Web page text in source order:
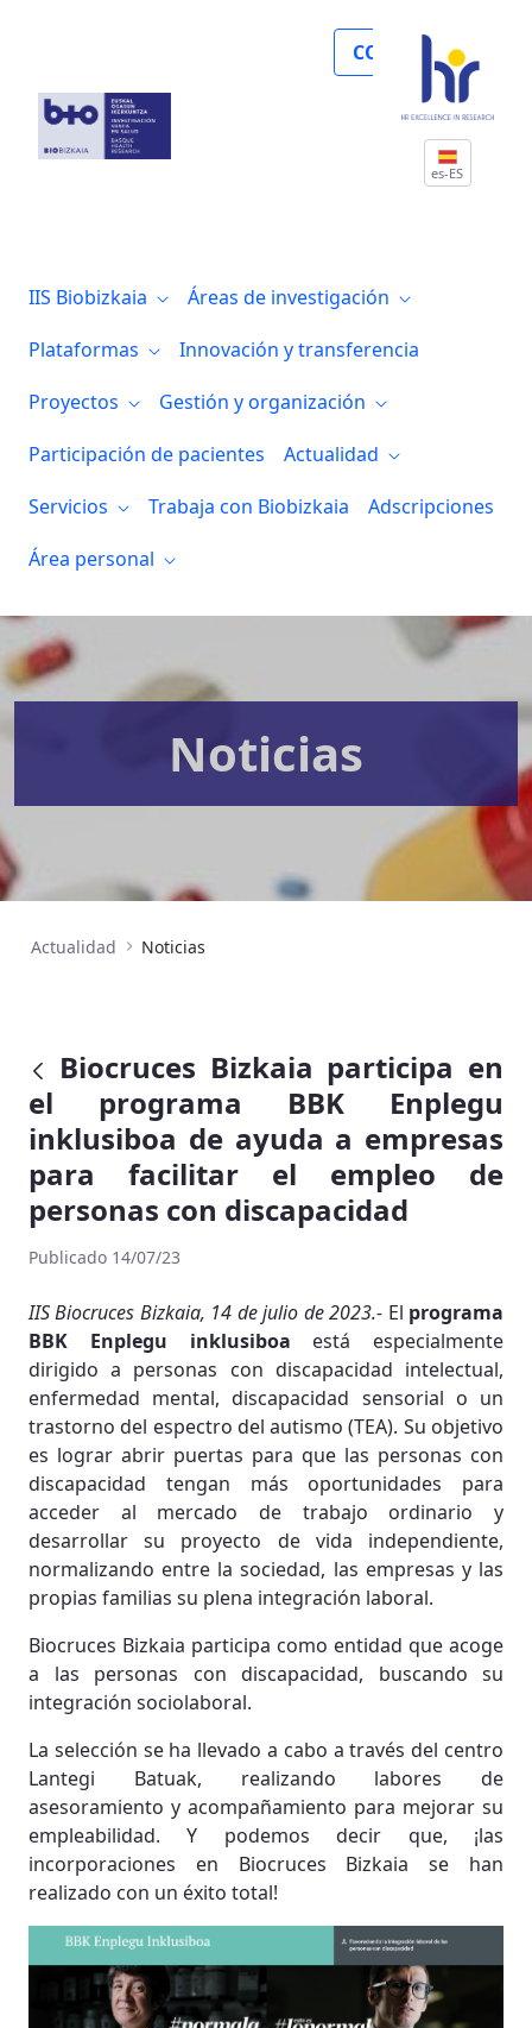
COLABORA
es-ES
IIS Biobizkaia
Áreas de investigación
Plataformas
Innovación y transferencia
Proyectos
Gestión y organización
Participación de pacientes
Actualidad
Servicios
Trabaja con Biobizkaia
Adscripciones
Área personal
Noticias
Actualidad Noticias
Biocruces Bizkaia participa en
el programa BBK Enplegu
inklusiboa de ayuda a empresas
para facilitar el empleo de
personas con discapacidad
Publicado 14/07/23
IIS Biocruces Bizkaia, 14 de julio de 2023.- El programa
BBK Enplegu inklusiboa está especialmente
dirigido a personas con discapacidad intelectual,
enfermedad mental, discapacidad sensorial o un
trastorno del espectro del autismo (TEA). Su objetivo
es lograr abrir puertas para que las personas con
discapacidad tengan más oportunidades para
acceder al mercado de trabajo ordinario y
desarrollar su proyecto de vida independiente,
normalizando entre la sociedad, las empresas y las
propias familias su plena integración laboral.
Biocruces Bizkaia participa como entidad que acoge
a las personas con discapacidad, buscando su
integración sociolaboral.
La selección se ha llevado a cabo a través del centro
Lantegi Batuak, realizando labores de
asesoramiento y acompañamiento para mejorar su
empleabilidad. Y podemos decir que, ¡las
incorporaciones en Biocruces Bizkaia se han
realizado con un éxito total!